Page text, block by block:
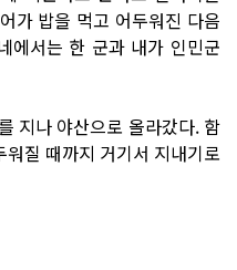
가 밥을 먹고 어두워진 다음
에서는 한 군과 내가 인민군
지나 야산으로 올라갔다. 함
질 때까지 거기서 지내기로